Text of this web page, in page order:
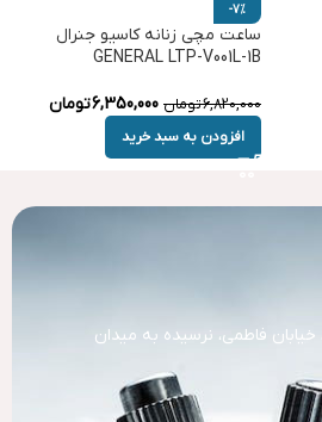
-7%
ساعت مچی زنانه کاسیو جنرال
GENERAL LTP-V001L-1B
6,820,000تومان 6,350,000تومان
افزودن به سبد خرید
خیابان فاطمی، نرسیده به میدان